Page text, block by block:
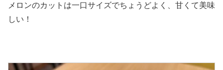
メロンのカットは一口サイズでちょうどよく、甘くて美味
しい！